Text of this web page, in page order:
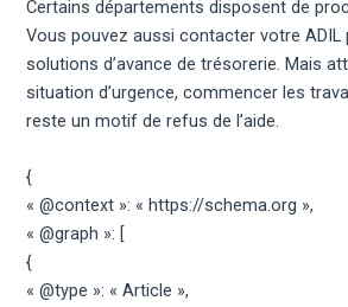
Certains départements disposent de
Vous pouvez aussi contacter votre ADIL
solutions d’avance de trésorerie. Mais
situation d’urgence, commencer les
reste un motif de refus de l’aide.
{
« @context »: « https://schema.org »,
« @graph »: [
{
« @type »: « Article »,